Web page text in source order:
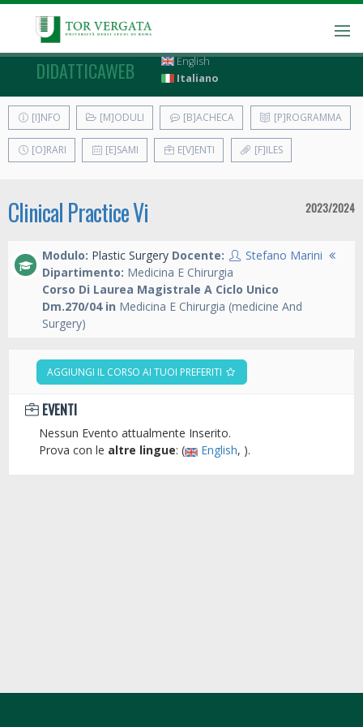
DIDATTICAWEB
English
Italiano
[I]NFO [M]ODULI [B]ACHECA [P]ROGRAMMA
[O]RARI [E]SAMI E[V]ENTI [F]ILES
Clinical Practice Vi 2023/2024
Modulo: Plastic Surgery Docente:
Stefano Marini
Dipartimento: Medicina E Chirurgia
Corso Di Laurea Magistrale A Ciclo Unico
Dm.270/04 in Medicina E Chirurgia (medicine And
Surgery)
AGGIUNGI IL CORSO AI TUOI PREFERITI
EVENTI
Nessun Evento attualmente Inserito.
Prova con le altre lingue: ( English, ).